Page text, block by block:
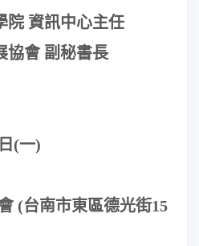
院 資訊中心主任
協會 副秘書長
(一)
(台南市東區德光街15